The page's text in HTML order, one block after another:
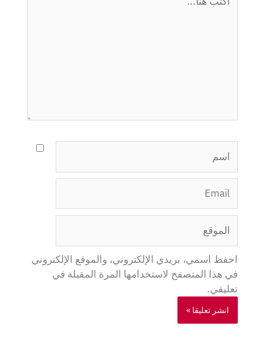
هنا...
احفظ اسمي، بريدي الإلكتروني، والموقع الإلكتروني
في هذا المتصفح لاستخدامها المرة المقبلة في
تعليقي.